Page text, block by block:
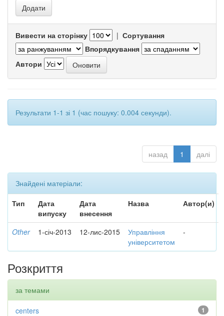
Вивести на сторінку | Сортування
Впорядкування
Автори
Результати 1-1 зі 1 (час пошуку: 0.004 секунди).
назад 1 далі
Знайдені матеріали:
Тип
Дата
випуску
Дата
внесення
Назва Автор(и)
Other 1-січ-2013 12-лис-2015
Управління
університетом
-
Розкриття
за темами
1
centers